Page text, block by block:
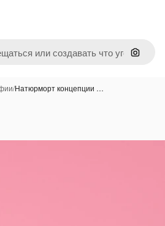
Поиск
/Натюрморт концепции …